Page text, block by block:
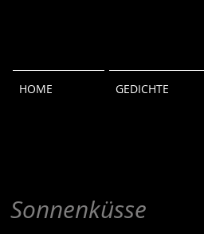
HOME GEDICHTE
Sonnenküsse